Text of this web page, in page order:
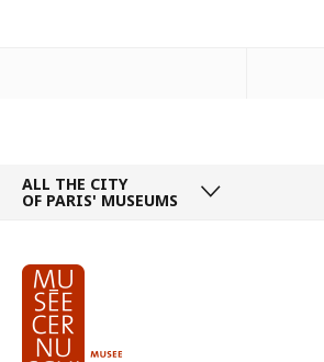
ALL THE CITY
OF PARIS' MUSEUMS